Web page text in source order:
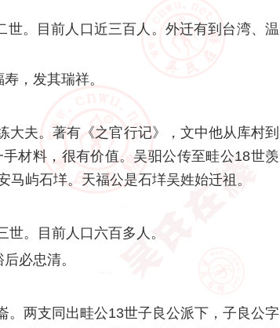
世。目前人口近三百人。外迁有到台湾、温
，发其瑞祥。
夫。著有《之官行记》，文中他从库村到
材料，很有价值。吴驲公传至畦公18世羡
屿石垟。天福公是石垟吴姓始迁祖。
。目前人口六百多人。
必忠清。
。两支同出畦公13世子良公派下，子良公字